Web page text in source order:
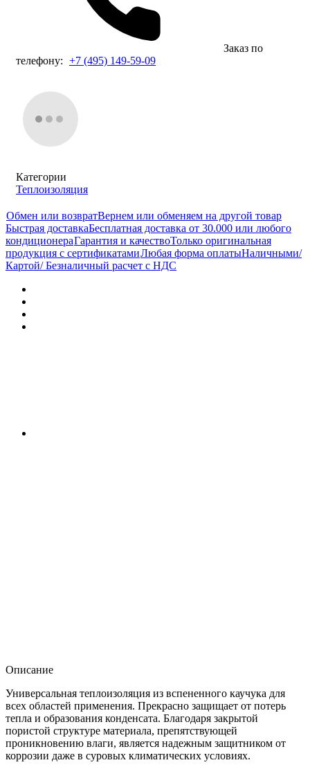
Заказ по
телефону: +7 (495) 149-59-09
Категории
Теплоизоляция
Обмен или возвратВернем или обменяем на другой товар
Быстрая доставкаБесплатная доставка от 30.000 или любого
кондиционераГарантия и качествоТолько оригинальная
продукция с сертификатамиЛюбая форма оплатыНаличными/
Картой/ Безналичный расчет с НДС
Описание
Универсальная теплоизоляция из вспененного каучука для
всех областей применения. Прекрасно защищает от потерь
тепла и образования конденсата. Благодаря закрытой
пористой структуре материала, препятствующей
проникновению влаги, является надежным защитником от
коррозии даже в суровых климатических условиях.